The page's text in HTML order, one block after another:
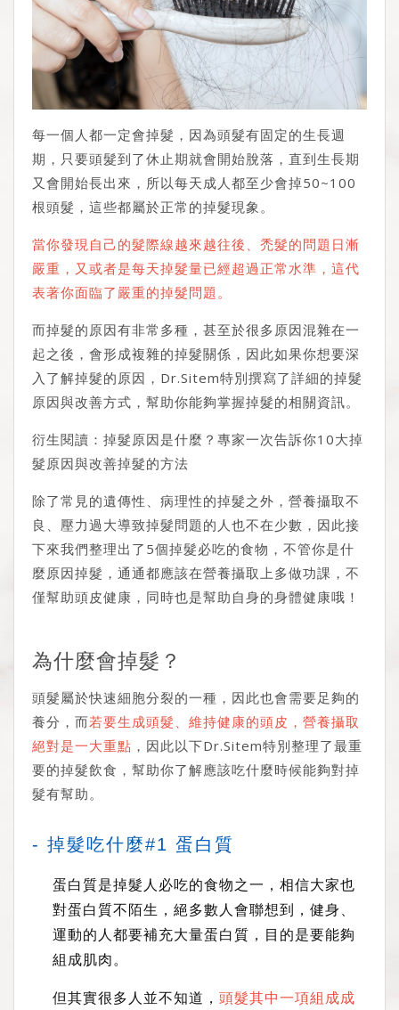
每一個人都一定會掉髮，因為頭髮有固定的生長週
期，只要頭髮到了休止期就會開始脫落，直到生長期
又會開始長出來，所以每天成人都至少會掉50~100
根頭髮，這些都屬於正常的掉髮現象。
當你發現自己的髮際線越來越往後、禿髮的問題日漸
嚴重，又或者是每天掉髮量已經超過正常水準，這代
表著你面臨了嚴重的掉髮問題。
而掉髮的原因有非常多種，甚至於很多原因混雜在一
起之後，會形成複雜的掉髮關係，因此如果你想要深
入了解掉髮的原因，Dr.Sitem特別撰寫了詳細的掉髮
原因與改善方式，幫助你能夠掌握掉髮的相關資訊。
衍生閱讀： 掉髮原因是什麼？專家一次告訴你10大掉
髮原因與改善掉髮的方法
除了常見的遺傳性、病理性的掉髮之外，營養攝取不
良、壓力過大導致掉髮問題的人也不在少數，因此接
下來我們整理出了5個掉髮必吃的食物，不管你是什
麼原因掉髮，通通都應該在營養攝取上多做功課，不
僅幫助頭皮健康，同時也是幫助自身的身體健康哦！
為什麼會掉髮？
頭髮屬於快速細胞分裂的一種，因此也會需要足夠的
養分，而若要生成頭髮、維持健康的頭皮，營養攝取
絕對是一大重點 ，因此以下Dr.Sitem特別整理了最重
要的掉髮飲食，幫助你了解應該吃什麼時候能夠對掉
髮有幫助。
- 掉髮吃什麼#1 蛋白質
蛋白質是掉髮人必吃的食物之一，相信大家也
對蛋白質不陌生，絕多數人會聯想到，健身、
運動的人都要補充大量蛋白質，目的是要能夠
組成肌肉。
但其實很多人並不知道， 頭髮其中一項組成成